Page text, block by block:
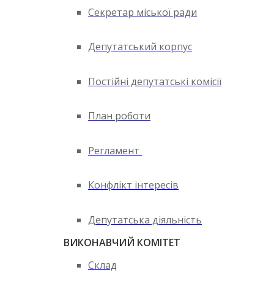
Секретар міської ради
Депутатський корпус
Постійні депутатські комісії
План роботи
Регламент
Конфлікт інтересів
Депутатська діяльність
ВИКОНАВЧИЙ КОМІТЕТ
Склад